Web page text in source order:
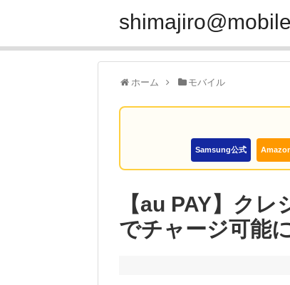
ホーム モバイル
Samsung公式
【au PAY】ク
でチャージ可能